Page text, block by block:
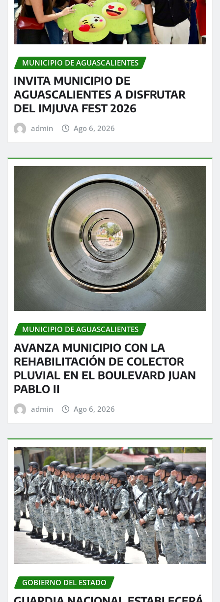
MUNICIPIO DE AGUASCALIENTES
INVITA MUNICIPIO DE
AGUASCALIENTES A DISFRUTAR
DEL IMJUVA FEST 2026
admin Ago 6, 2026
MUNICIPIO DE AGUASCALIENTES
AVANZA MUNICIPIO CON LA
REHABILITACIÓN DE COLECTOR
PLUVIAL EN EL BOULEVARD JUAN
PABLO II
admin Ago 6, 2026
GOBIERNO DEL ESTADO